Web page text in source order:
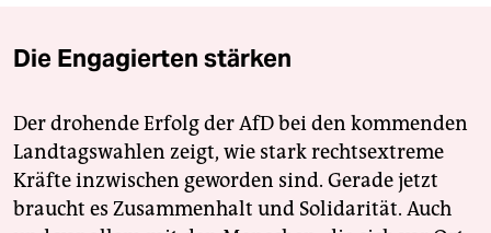
Die Engagierten stärken
Der drohende Erfolg der AfD bei den kommenden
Landtagswahlen zeigt, wie stark rechtsextreme
Kräfte inzwischen geworden sind. Gerade jetzt
braucht es Zusammenhalt und Solidarität. Auch